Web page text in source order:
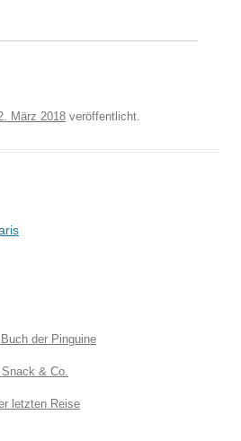
März 2018 veröffentlicht.
der Pinguine
& Co.
letzten Reise